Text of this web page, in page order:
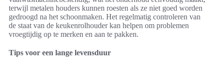
terwijl metalen houders kunnen roesten als ze niet goed worden
gedroogd na het schoonmaken. Het regelmatig controleren van
de staat van de keukenrolhouder kan helpen om problemen
vroegtijdig op te merken en aan te pakken.
Tips voor een lange levensduur